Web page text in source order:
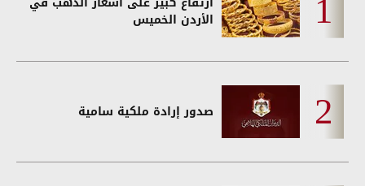
الأردن الخميس
صدور إرادة ملكية سامية